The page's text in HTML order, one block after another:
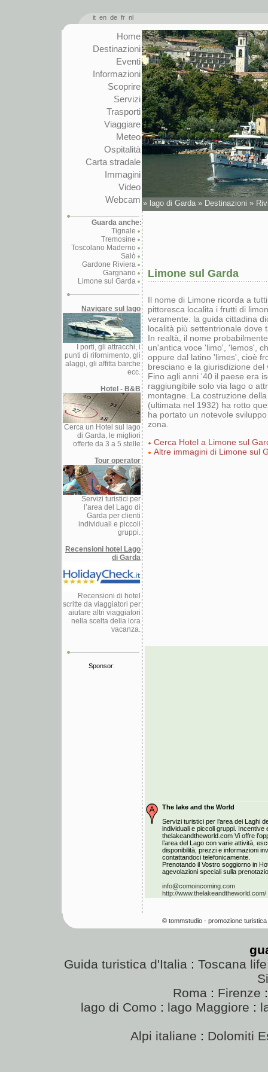
it en de fr nl
Home
Destinazioni
Eventi
Informazioni
Scoprire
Servizi
Trasporti
Viaggiare
Meteo
Ospitalità
Carta stradale
Immagini
Video
Webcam
Guarda anche:
Tignale
Tremosine
Toscolano Maderno
Salò
Gardone Riviera
Gargnano
Limone sul Garda
Navigare sul lago
I porti, gli attracchi, i
punti di rifornimento, gli
alaggi, gli affitta barche
ecc.
Hotel - B&B
Cerca un Hotel sul lago
di Garda, le migliori
offerte da 3 a 5 stelle
Tour operator
Servizi turistici per
l’area del Lago di
Garda per clienti
individuali e piccoli
gruppi.
Recensioni hotel Lago
di Garda
Recensioni di hotel
scritte da viaggiatori per
aiutare altri viaggiatori
nella scelta della lora
vacanza.
Sponsor:
» lago di Garda » Destinazioni »
Limone sul Garda
Il nome di Limone ricorda a
pittoresca localita i frutti di
veramente: la guida cittadina
località più settentrionale dove
In realtà, il nome
un'antica voce 'limo', 'lemos',
oppure dal latino 'limes', cioè
bresciano e la giurisdizione del
Fino agli anni '40 il paese era
raggiungibile solo via lago o
montagne. La costruzione
(ultimata nel 1932) ha rotto
ha portato un notevole
zona.
Cerca Hotel a Limone sul
Altre immagini di Limone sul
The lake and the World
Servizi turistici per l’area dei Laghi
individuali e piccoli gruppi. Incentive
thelakeandtheworld.com Vi offre
l’area del Lago con varie attività,
disponibilità, prezzi e informazioni
contattandoci telefonicamente.
Prenotando il Vostro soggiorno in
agevolazioni speciali sulla
info@comoincoming.com
http://www.thelakeandtheworld.com/
© tommstudio - promozione turistica
Guida turistica d'Italia : Toscana
Roma: Firenze
lago di Como : lago Maggiore :
Alpi italiane : Dolomiti